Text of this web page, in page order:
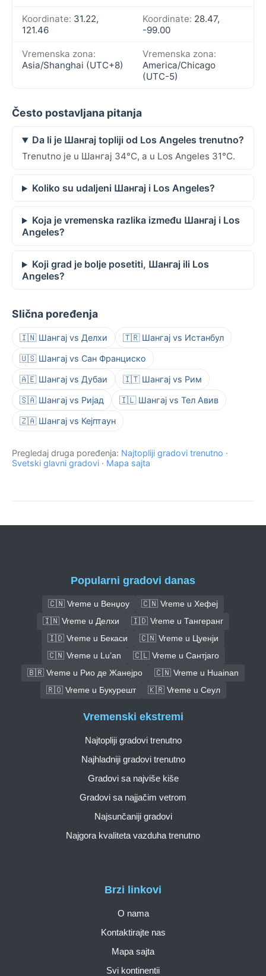
Koordinate: 31.22,
121.46
Koordinate: 28.47,
-99.00
Vremenska zona:
Asia/Shanghai (UTC+8)
Vremenska zona:
America/Chicago
(UTC-5)
Često postavljana pitanja
Da li je Шангај topliji od Los Angeles trenutno?
Trenutno je u Шангај 34°C, a u Los Angeles 31°C.
Koliko su udaljeni Шангај i Los Angeles?
Koja je vremenska razlika između Шангај i Los
Angeles?
Koji grad je bolje posetiti, Шангај ili Los
Angeles?
Slična poređenja
🇮🇳 Шангај vs Делхи 🇹🇷 Шангај vs Истанбул
🇺🇸 Шангај vs Сан Франциско
🇦🇪 Шангај vs Дубаи 🇮🇹 Шангај vs Рим
🇸🇦 Шангај vs Ријад 🇮🇱 Шангај vs Тел Авив
🇿🇦 Шангај vs Кејптаун
Pregledaj druga poređenja: Najtopliji gradovi trenutno ·
Svetski glavni gradovi · Mapa sajta
Popularni gradovi danas
🇨🇳 Vreme u Венџоу
🇨🇳 Vreme u Хефеј
🇮🇳 Vreme u Делхи
🇮🇩 Vreme u Тангеранг
🇮🇩 Vreme u Бекаси
🇨🇳 Vreme u Цуенји
🇨🇳 Vreme u Lu’an
🇨🇱 Vreme u Сантјаго
🇧🇷 Vreme u Рио де Жанејро
🇨🇳 Vreme u Huainan
🇷🇴 Vreme u Букурешт
🇰🇷 Vreme u Сеул
Brzi linkovi
O nama
Kontaktirajte nas
Mapa sajta
Svi kontinentii
Vremenski ekstremi
Najtopliji gradovi trenutno
Najhladniji gradovi trenutno
Gradovi sa najviše kiše
Gradovi sa najjačim vetrom
Najsunčaniji gradovi
Najgora kvaliteta vazduha trenutno